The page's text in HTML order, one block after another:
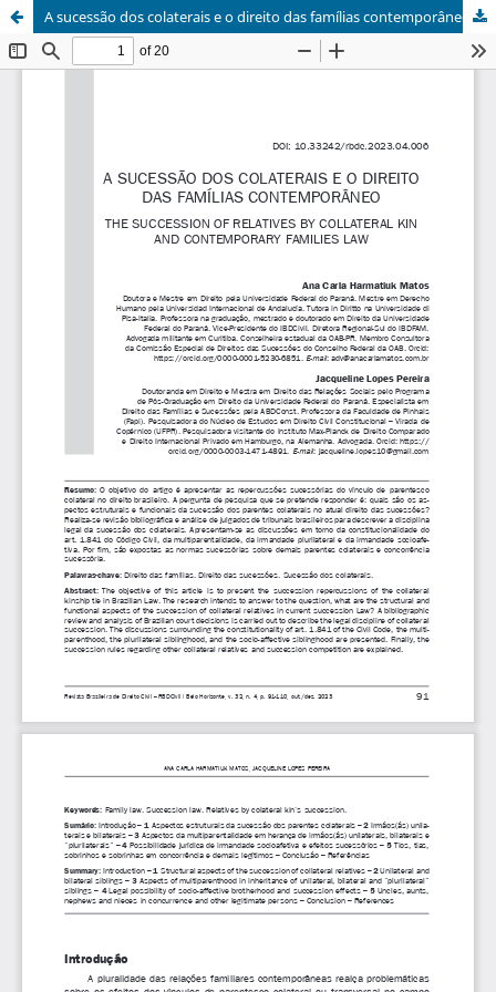
A sucessão dos colaterais e o direito das famílias contemporâneo